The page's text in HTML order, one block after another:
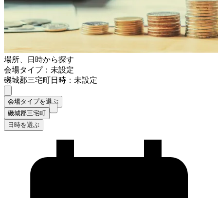
場所、日時から探す
会場タイプ：未設定
磯城郡三宅町日時：未設定
会場タイプを選ぶ
磯城郡三宅町
日時を選ぶ